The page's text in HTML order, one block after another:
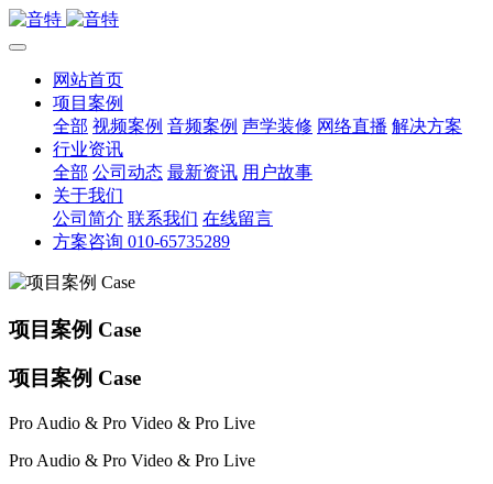
网站首页
项目案例
全部 视频案例 音频案例 声学装修 网络直播 解决方案
行业资讯
全部 公司动态 最新资讯 用户故事
关于我们
公司简介 联系我们 在线留言
方案咨询 010-65735289
项目案例 Case
项目案例 Case
Pro Audio & Pro Video & Pro Live
Pro Audio & Pro Video & Pro Live